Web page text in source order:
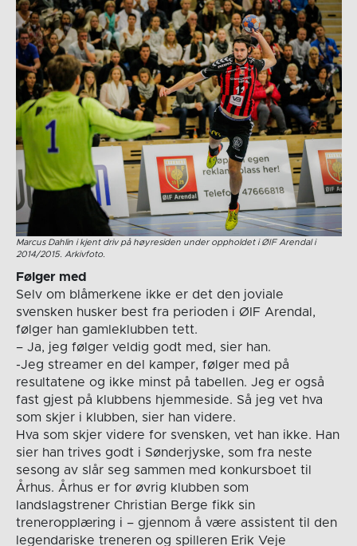
Marcus Dahlin i kjent driv på høyresiden under oppholdet i ØIF Arendal i
2014/2015. Arkivfoto.
Følger med
Selv om blåmerkene ikke er det den joviale
svensken husker best fra perioden i ØIF Arendal,
følger han gamleklubben tett.
– Ja, jeg følger veldig godt med, sier han.
-Jeg streamer en del kamper, følger med på
resultatene og ikke minst på tabellen. Jeg er også
fast gjest på klubbens hjemmeside. Så jeg vet hva
som skjer i klubben, sier han videre.
Hva som skjer videre for svensken, vet han ikke. Han
sier han trives godt i Sønderjyske, som fra neste
sesong av slår seg sammen med konkursboet til
Århus. Århus er for øvrig klubben som
landslagstrener Christian Berge fikk sin
treneropplæring i – gjennom å være assistent til den
legendariske treneren og spilleren Erik Veje